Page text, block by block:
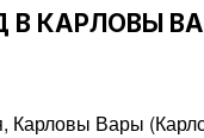
В КАРЛОВЫ
Карловы Вары